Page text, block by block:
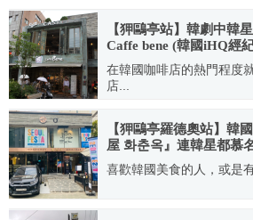
2010.07.22
【狎鷗亭站】韓劇中韓
Caffe bene (韓國iHQ經
在韓國咖啡店的熱門程度
店...
2011.06.29
【狎鷗亭羅德奧站】韓
屋 화춘옥』連韓星都慕
喜歡韓國美食的人，或是
2023.04.11